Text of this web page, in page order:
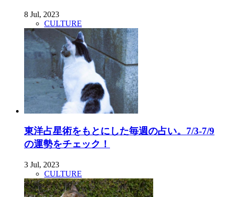
8 Jul, 2023
CULTURE
東洋占星術をもとにした毎週の占い。7/3-7/9
の運勢をチェック！
3 Jul, 2023
CULTURE